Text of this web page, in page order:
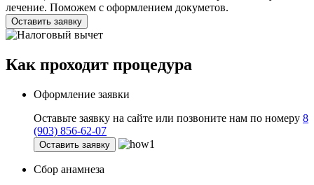
лечение. Поможем с оформлением докуметов.
Оставить заявку
Как проходит процедура
Оформление заявки
Оставьте заявку на сайте или позвоните нам по номеру 8
(903) 856-62-07
Оставить заявку
Сбор анамнеза